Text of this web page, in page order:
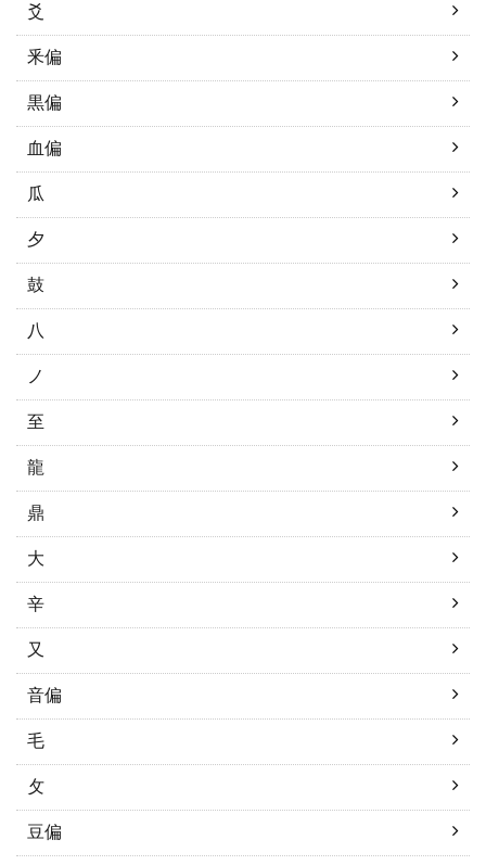
爻
釆偏
黒偏
血偏
瓜
夕
鼓
八
ノ
至
龍
鼎
大
辛
又
音偏
毛
攵
豆偏